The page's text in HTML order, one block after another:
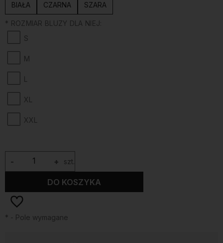
BIAŁA
CZARNA SZARA
* ROZMIAR BLUZY DLA NIEJ:
S
M
L
XL
XXL
+
- szt.
DO KOSZYKA
* - Pole wymagane